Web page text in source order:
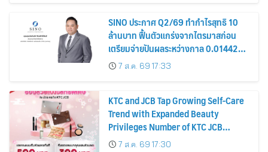
SINO ประกาศ Q2/69 ทำกำไรสุทธิ 10
ล้านบาท ฟื้นตัวแกร่งจากไตรมาสก่อน
เตรียมจ่ายปันผลระหว่างกาล 0.014423
บาทต่อหุ้น ครึ่งปีหลังมุ่งเติบโตต่อเนื่อง
7 ส.ค. 69 17:33
KTC and JCB Tap Growing Self-Care
Trend with Expanded Beauty
Privileges Number of KTC JCB
Cardmembers Spending on
7 ส.ค. 69 17:30